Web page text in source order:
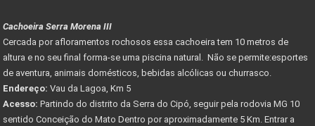
Cachoeira Serra Morena III
Cercada por afloramentos rochosos essa cachoeira tem 10 metros de
altura e no seu final forma-se uma piscina natural. Não se permite:esportes
de aventura, animais domésticos, bebidas alcólicas ou churrasco.
Endereço: Vau da Lagoa, Km 5
Acesso: Partindo do distrito da Serra do Cipó, seguir pela rodovia MG 10
sentido Conceição do Mato Dentro por aproximadamente 5 Km. Entrar a